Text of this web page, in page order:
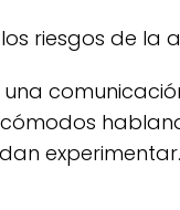
riesgos de la
cómodos
experimentar.